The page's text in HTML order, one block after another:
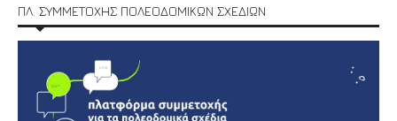
ΠΛ. ΣΥΜΜΕΤΟΧΗΣ ΠΟΛΕΟΔΟΜΙΚΩΝ ΣΧΕΔΙΩΝ